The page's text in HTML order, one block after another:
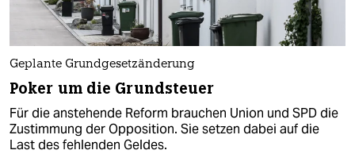
Geplante Grundgesetzänderung
Poker um die Grundsteuer
Für die anstehende Reform brauchen Union und SPD die
Zustimmung der Opposition. Sie setzen dabei auf die
Last des fehlenden Geldes.